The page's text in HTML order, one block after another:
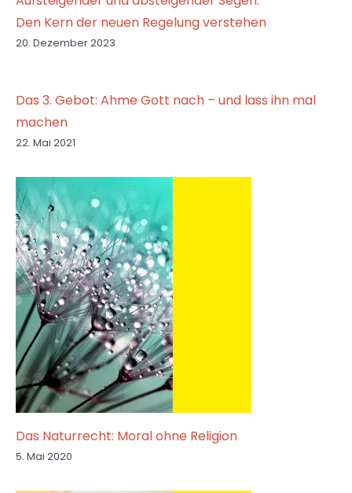
Den Kern der neuen Regelung verstehen
20. Dezember 2023
Das 3. Gebot: Ahme Gott nach – und lass ihn mal
machen
22. Mai 2021
Das Naturrecht: Moral ohne Religion
5. Mai 2020